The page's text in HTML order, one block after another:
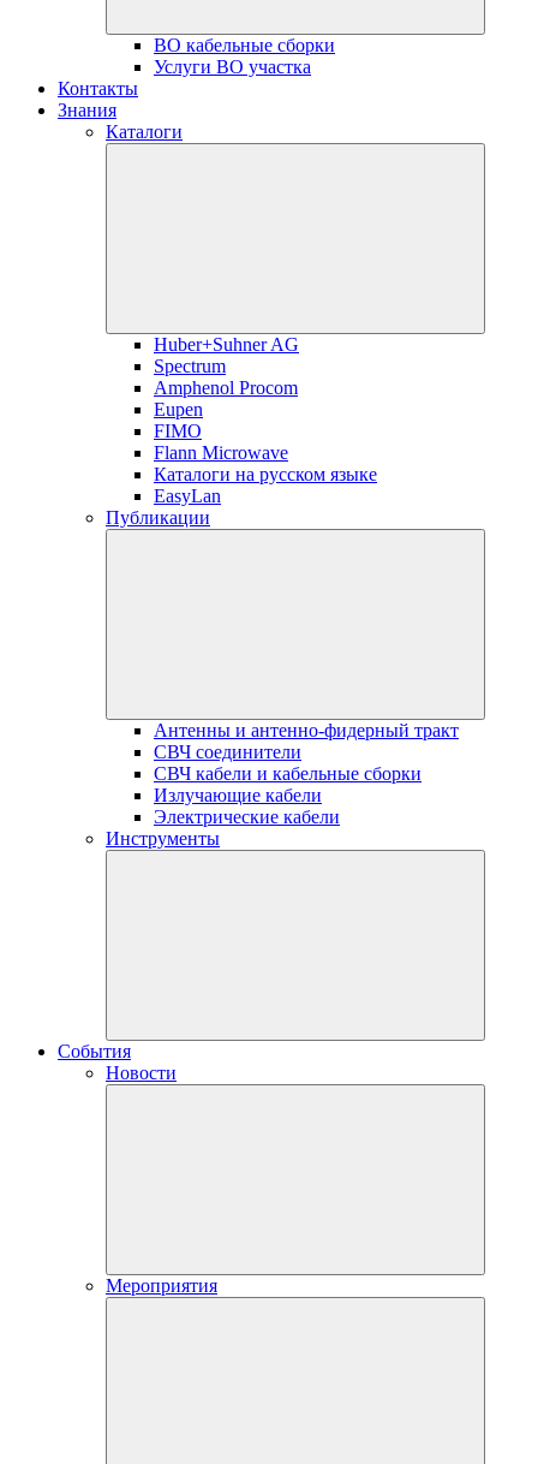
ВО кабельные сборки
Услуги ВО участка
Контакты
Знания
Каталоги
Huber+Suhner AG
Spectrum
Amphenol Procom
Eupen
FIMO
Flann Microwave
Каталоги на русском языке
EasyLan
Публикации
Антенны и антенно-фидерный тракт
СВЧ соединители
СВЧ кабели и кабельные сборки
Излучающие кабели
Электрические кабели
Инструменты
События
Новости
Мероприятия